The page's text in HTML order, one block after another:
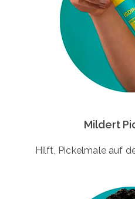
Mildert
Hilft, Pickelmale auf